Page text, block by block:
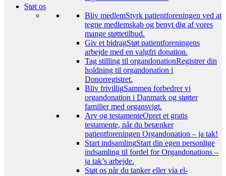
Støt os
Bliv medlemStyrk patientforeningen ved at
tegne medlemskab og benyt dig af vores
mange støttetilbud.
Giv et bidragStøt patientforeningens
arbejde med en valgfri donation.
Tag stilling til organdonationRegistrer din
holdning til organdonation i
Donorregistret.
Bliv frivilligSammen forbedrer vi
organdonation i Danmark og støtter
familier med organsvigt.
Arv og testamenteOpret et gratis
testamente, når du betænker
patientforeningen Organdonation – ja tak!
Start indsamlingStart din egen personlige
indsamling til fordel for Organdonations –
ja tak’s arbejde.
Støt os når du tanker eller via el-